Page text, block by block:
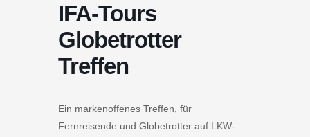
IFA-Tours
Globetrotter
Treffen
Ein markenoffenes Treffen, für
Fernreisende und Globetrotter auf LKW-